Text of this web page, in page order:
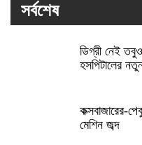
সর্বশেষ
ডিগ্রী নেই
হসপিটালের
কক্সবাজারের-
মেশিন জব্দ